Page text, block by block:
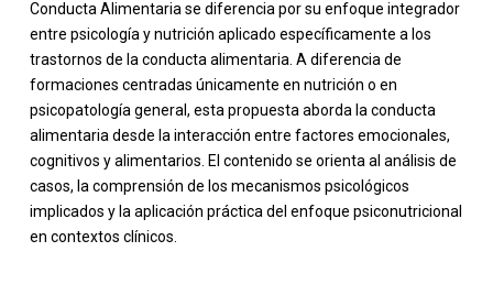
Conducta Alimentaria se diferencia por su enfoque integrador
entre psicología y nutrición aplicado específicamente a los
trastornos de la conducta alimentaria. A diferencia de
formaciones centradas únicamente en nutrición o en
psicopatología general, esta propuesta aborda la conducta
alimentaria desde la interacción entre factores emocionales,
cognitivos y alimentarios. El contenido se orienta al análisis de
casos, la comprensión de los mecanismos psicológicos
implicados y la aplicación práctica del enfoque psiconutricional
en contextos clínicos.
-